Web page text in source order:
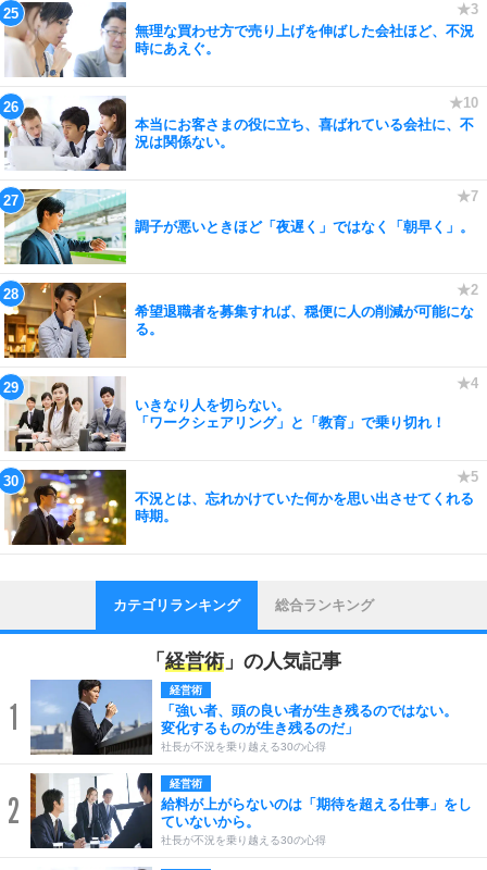
無理な買わせ方で売り上げを伸ばした会社ほど、不況
時にあえぐ。
本当にお客さまの役に立ち、喜ばれている会社に、不
況は関係ない。
調子が悪いときほど「夜遅く」ではなく「朝早く」。
希望退職者を募集すれば、穏便に人の削減が可能にな
る。
いきなり人を切らない。
「ワークシェアリング」と「教育」で乗り切れ！
不況とは、忘れかけていた何かを思い出させてくれる
時期。
カテゴリランキング 総合ランキング
「 経営術」の人気記事
1
経営術
「強い者、頭の良い者が生き残るのではない。
変化するものが生き残るのだ」
社長が不況を乗り越える30の心得
2
経営術
給料が上がらないのは「期待を超える仕事」をし
ていないから。
社長が不況を乗り越える30の心得